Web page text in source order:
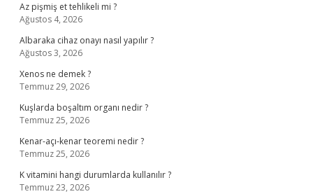
Az pişmiş et tehlikeli mi ?
Ağustos 4, 2026
Albaraka cihaz onayı nasıl yapılır ?
Ağustos 3, 2026
Xenos ne demek ?
Temmuz 29, 2026
Kuşlarda boşaltım organı nedir ?
Temmuz 25, 2026
Kenar-açı-kenar teoremi nedir ?
Temmuz 25, 2026
K vitamini hangi durumlarda kullanılır ?
Temmuz 23, 2026